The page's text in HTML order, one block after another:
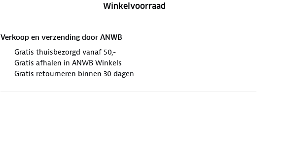
Winkelvoorraad
Verkoop en verzending door ANWB
Gratis thuisbezorgd vanaf 50,-
Gratis afhalen in ANWB Winkels
Gratis retourneren binnen 30 dagen